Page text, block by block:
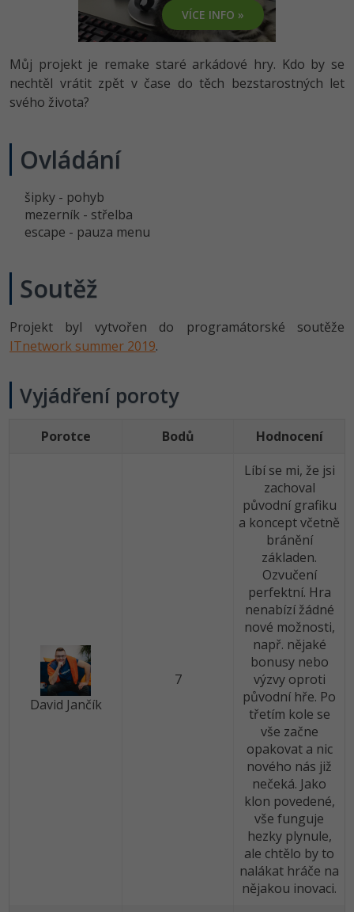
HTML5, CSS3, Bootstrap, SEO
SQL a databáze
Testování a verzování
Spring
Django
Best practices
PHP
JavaScript
Python
MySQL/MariaDB
SQLite
Vývojář mobilních aplikací
C# Game developer
Tester
Systémový administrátor
Grafik / UX/UI návrhář
Databázový analytik
Python -80%
-80%
PHP -80%
Swift -80%
Kotlin
C -80%
Návrh SW -80%
Algoritmy
Datová analýza
Digitální gramotnost
HTML/CSS
Photoshop
Příběhy absolventů
VÍCE INFO »
Můj projekt je remake staré arkádové hry. Kdo by se
nechtěl vrátit zpět v čase do těch bezstarostných let
svého života?
Ovládání
šipky - pohyb
mezerník - střelba
escape - pauza menu
Soutěž
Projekt byl vytvořen do programátorské soutěže
ITnetwork summer 2019.
Vyjádření poroty
Porotce Bodů Hodnocení
David Jančík
7
Líbí se mi, že jsi
zachoval
původní grafiku
a koncept včetně
bránění
základen.
Ozvučení
perfektní. Hra
nenabízí žádné
nové možnosti,
např. nějaké
bonusy nebo
výzvy oproti
původní hře. Po
třetím kole se
vše začne
opakovat a nic
nového nás již
nečeká. Jako
klon povedené,
vše funguje
hezky plynule,
ale chtělo by to
nalákat hráče na
nějakou inovaci.